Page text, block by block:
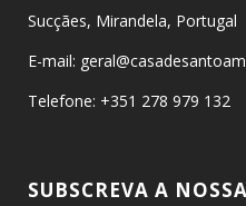
Sucçães, Mirandela, Portugal
E-mail:
Telefone: +351 278 979 132
SUBSCREVA A